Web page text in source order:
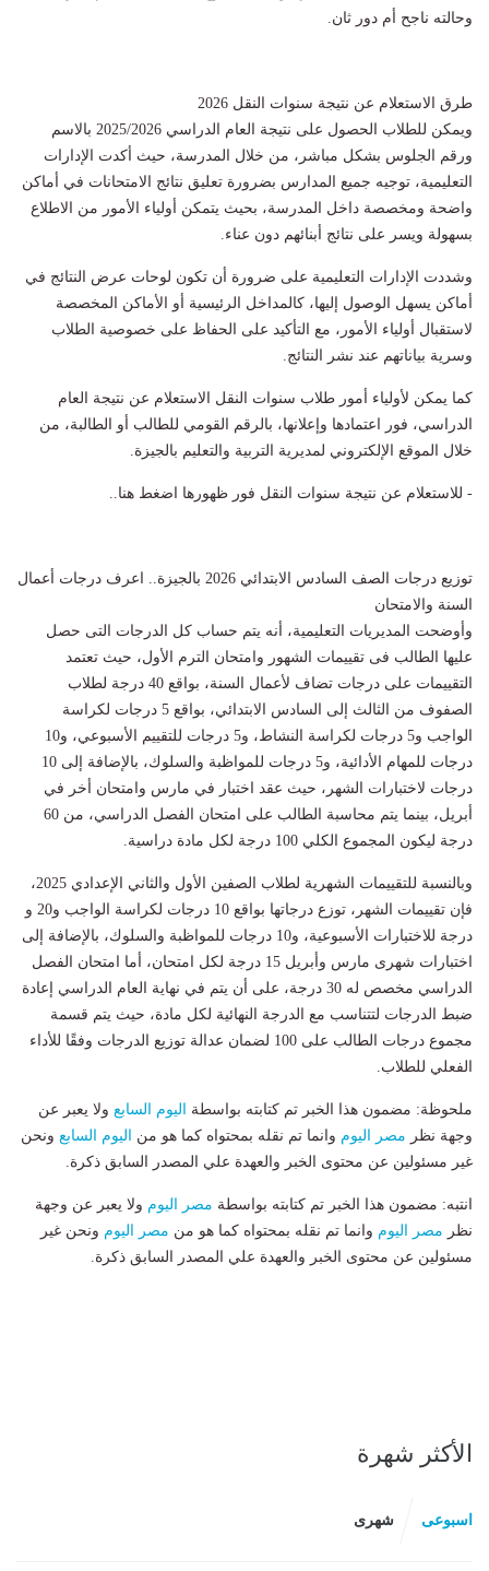
وحالته ناجح أم دور ثان.
طرق الاستعلام عن نتيجة سنوات النقل 2026
ويمكن للطلاب الحصول على نتيجة العام الدراسي 2025/2026 بالاسم
ورقم الجلوس بشكل مباشر، من خلال المدرسة، حيث أكدت الإدارات
التعليمية، توجيه جميع المدارس بضرورة تعليق نتائج الامتحانات في أماكن
واضحة ومخصصة داخل المدرسة، بحيث يتمكن أولياء الأمور من الاطلاع
بسهولة ويسر على نتائج أبنائهم دون عناء.
وشددت الإدارات التعليمية على ضرورة أن تكون لوحات عرض النتائج في
أماكن يسهل الوصول إليها، كالمداخل الرئيسية أو الأماكن المخصصة
لاستقبال أولياء الأمور، مع التأكيد على الحفاظ على خصوصية الطلاب
وسرية بياناتهم عند نشر النتائج.
كما يمكن لأولياء أمور طلاب سنوات النقل الاستعلام عن نتيجة العام
الدراسي، فور اعتمادها وإعلانها، بالرقم القومي للطالب أو الطالبة، من
خلال الموقع الإلكتروني لمديرية التربية والتعليم بالجيزة.
- للاستعلام عن نتيجة سنوات النقل فور ظهورها اضغط هنا..
توزيع درجات الصف السادس الابتدائي 2026 بالجيزة.. اعرف درجات أعمال
السنة والامتحان
وأوضحت المديريات التعليمية، أنه يتم حساب كل الدرجات التى حصل
عليها الطالب فى تقييمات الشهور وامتحان الترم الأول، حيث تعتمد
التقييمات على درجات تضاف لأعمال السنة، بواقع 40 درجة لطلاب
الصفوف من الثالث إلى السادس الابتدائي، بواقع 5 درجات لكراسة
الواجب و5 درجات لكراسة النشاط، و5 درجات للتقييم الأسبوعي، و10
درجات للمهام الأدائية، و5 درجات للمواظبة والسلوك، بالإضافة إلى 10
درجات لاختبارات الشهر، حيث عقد اختبار في مارس وامتحان أخر في
أبريل، بينما يتم محاسبة الطالب على امتحان الفصل الدراسي، من 60
درجة ليكون المجموع الكلي 100 درجة لكل مادة دراسية.
وبالنسبة للتقييمات الشهرية لطلاب الصفين الأول والثاني الإعدادي 2025،
فإن تقييمات الشهر، توزع درجاتها بواقع 10 درجات لكراسة الواجب و20 و
درجة للاختبارات الأسبوعية، و10 درجات للمواظبة والسلوك، بالإضافة إلى
اختبارات شهرى مارس وأبريل 15 درجة لكل امتحان، أما امتحان الفصل
الدراسي مخصص له 30 درجة، على أن يتم في نهاية العام الدراسي إعادة
ضبط الدرجات لتتناسب مع الدرجة النهائية لكل مادة، حيث يتم قسمة
مجموع درجات الطالب على 100 لضمان عدالة توزيع الدرجات وفقًا للأداء
الفعلي للطلاب.
ملحوظة: مضمون هذا الخبر تم كتابته بواسطة اليوم السابع ولا يعبر عن
وجهة نظر مصر اليوم وانما تم نقله بمحتواه كما هو من اليوم السابع ونحن
غير مسئولين عن محتوى الخبر والعهدة علي المصدر السابق ذكرة.
انتبه: مضمون هذا الخبر تم كتابته بواسطة مصر اليوم ولا يعبر عن وجهة
نظر مصر اليوم وانما تم نقله بمحتواه كما هو من مصر اليوم ونحن غير
مسئولين عن محتوى الخبر والعهدة علي المصدر السابق ذكرة.
الأكثر شهرة
اسبوعى شهرى